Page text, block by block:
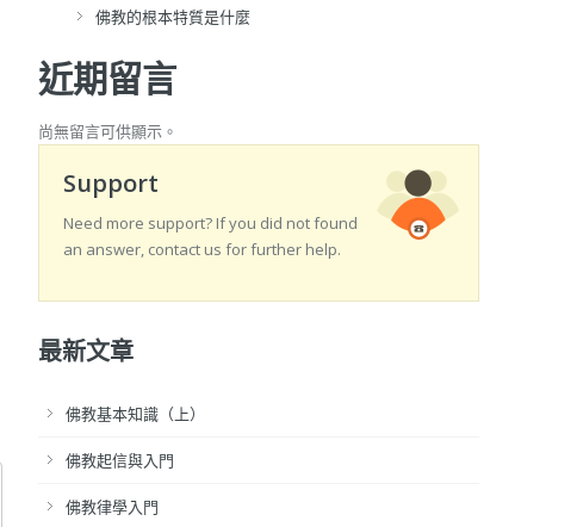
佛教的根本特質是什麼
近期留言
尚無留言可供顯示。
Support
Need more support? If you did not found
an answer, contact us for further help.
最新文章
佛教基本知識（上）
佛教起信與入門
佛教律學入門